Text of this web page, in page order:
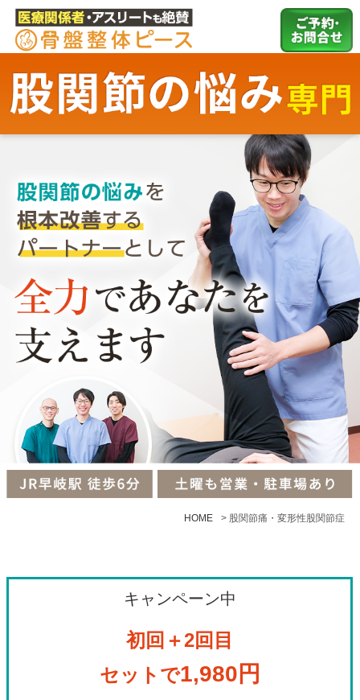
HOME > 股関節痛・変形性股関節症
キャンペーン中
初回＋2回目
セットで1,980円